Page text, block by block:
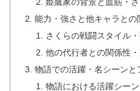
能力・強さと他キャラとの
さくらの戦闘スタイル
他の代行者との関係性
物語での活躍・名シーンと
物語における活躍シー